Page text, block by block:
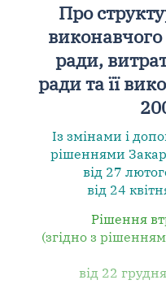
Про
виконавчого
ради,
ради та її
Із змінами і
рішеннями
від 27
від 24
Рішення
(згідно з
від 22